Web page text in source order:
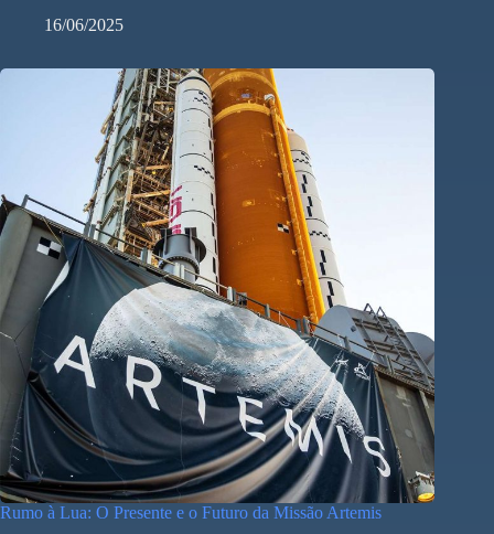
16/06/2025
Rumo à Lua: O Presente e o Futuro da Missão Artemis